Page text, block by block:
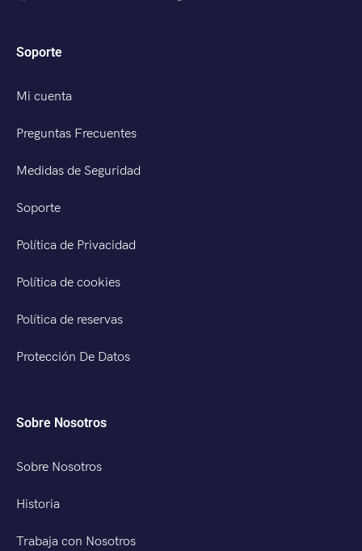
Soporte
Mi cuenta
Preguntas Frecuentes
Medidas de Seguridad
Soporte
Política de Privacidad
Política de cookies
Política de reservas
Protección De Datos
Sobre Nosotros
Sobre Nosotros
Historia
Trabaja con Nosotros